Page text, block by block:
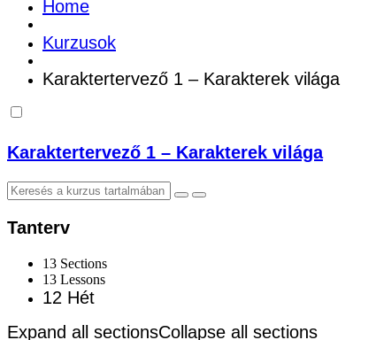
Home
Kurzusok
Karaktertervező 1 – Karakterek világa
Karaktertervező 1 – Karakterek világa
Tanterv
13 Sections
13 Lessons
12 Hét
Expand all sectionsCollapse all sections